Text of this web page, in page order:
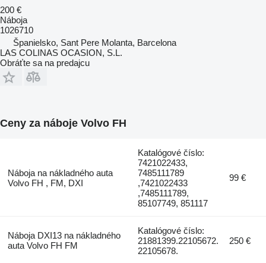
200 €
Náboja
1026710
Španielsko, Sant Pere Molanta, Barcelona
LAS COLINAS OCASION, S.L.
Obráťte sa na predajcu
Ceny za náboje Volvo FH
Náboja na nákladného auta
Volvo FH , FM, DXI
Katalógové číslo:
7421022433,
7485111789
,7421022433
,7485111789,
85107749, 851117
99 €
Náboja DXI13 na nákladného
auta Volvo FH FM
Katalógové číslo:
21881399.22105672.
22105678.
250 €